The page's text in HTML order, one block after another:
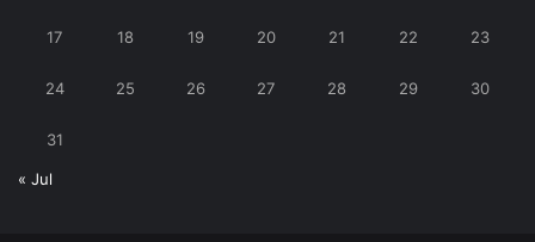
17 18 19 20 21 22 23
24 25 26 27 28 29 30
31
« Jul